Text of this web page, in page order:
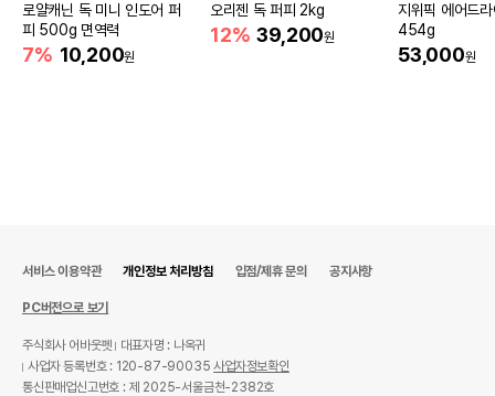
로얄캐닌 독 미니 인도어 퍼
피 500g 면역력
7% 10,200원
오리젠 독 퍼피 2kg
12% 39,200원
지위픽 에어드
454g
53,000원
서비스 이용약관 개인정보 처리방침 입점/제휴 문의 공지사항
PC버전으로 보기
주식회사 어바웃펫
대표자명 : 나옥귀
사업자 등록번호 : 120-87-90035사업자정보확인
통신판매업신고번호 : 제 2025-서울금천-2382호